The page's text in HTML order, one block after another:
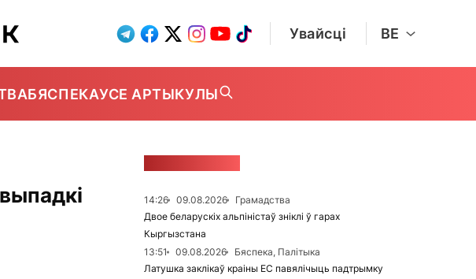
Увайсці BE
БЯСПЕКАУСЕ АРТЫКУЛЫ
14:26 09.08.2026
Грамадства
Двое беларускіх альпіністаў зніклі ў гарах
Кыргызстана
13:51
09.08.2026
Бяспека, Палітыка
Латушка заклікаў краіны ЕС павялічыць падтрымку